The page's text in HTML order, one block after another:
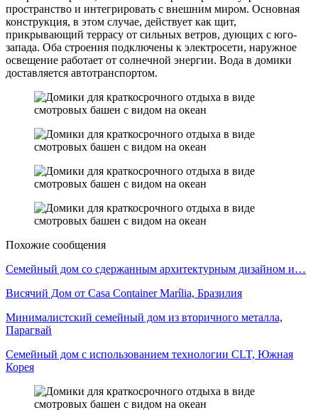
пространство и интегрировать с внешним миром. Основная
конструкция, в этом случае, действует как щит,
прикрывающий террасу от сильных ветров, дующих с юго-
запада. Оба строения подключены к электросети, наружное
освещение работает от солнечной энергии. Вода в домики
доставляется автотранспортом.
Похожие сообщения
Семейный дом со сдержанным архитектурным дизайном и…
Висячий Дом от Casa Container Marília, Бразилия
Минималистский семейный дом из вторичного металла,
Парагвай
Семейный дом с использованием технологии CLT, Южная
Корея